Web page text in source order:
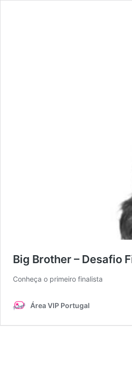
Big Brother – Desafio
Conheça o primeiro finalista
Área VIP Portugal